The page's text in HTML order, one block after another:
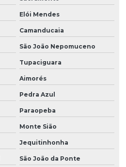
Elói Mendes
Camanducaia
São João Nepomuceno
Tupaciguara
Aimorés
Pedra Azul
Paraopeba
Monte Sião
Jequitinhonha
São João da Ponte